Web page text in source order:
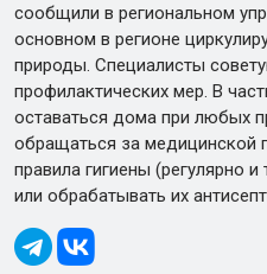
сообщили в региональном
основном в регионе
природы. Специалисты
профилактических мер. В
оставаться дома при любых
обращаться за
правила гигиены (регулярно
или обрабатывать их